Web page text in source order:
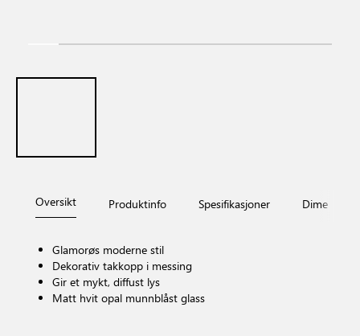
Oversikt Produktinfo Spesifikasjoner
Glamorøs moderne stil
Dekorativ takkopp i messing
Gir et mykt, diffust lys
Matt hvit opal munnblåst glass